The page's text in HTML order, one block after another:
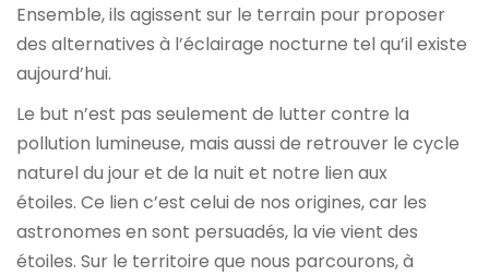
Ensemble, ils agissent sur le terrain pour proposer
des alternatives à l’éclairage nocturne tel qu’il existe
aujourd’hui.
Le but n’est pas seulement de lutter contre la
pollution lumineuse, mais aussi de retrouver le cycle
naturel du jour et de la nuit et notre lien aux
étoiles. Ce lien c’est celui de nos origines, car les
astronomes en sont persuadés, la vie vient des
étoiles. Sur le territoire que nous parcourons, à